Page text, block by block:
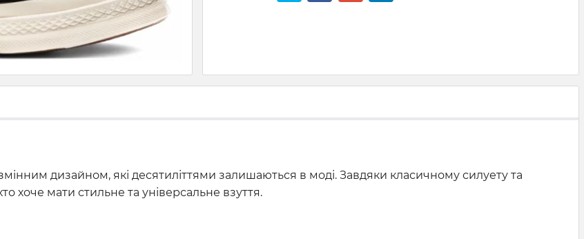
дизайном, які десятиліттями залишаються в моді. Завдяки класичному силуету та
хоче мати стильне та універсальне взуття.